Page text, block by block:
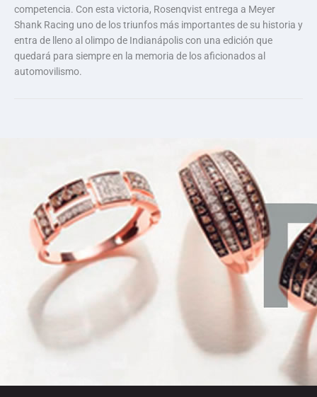
competencia. Con esta victoria, Rosenqvist entrega a Meyer
Shank Racing uno de los triunfos más importantes de su historia y
entra de lleno al olimpo de Indianápolis con una edición que
quedará para siempre en la memoria de los aficionados al
automovilismo.